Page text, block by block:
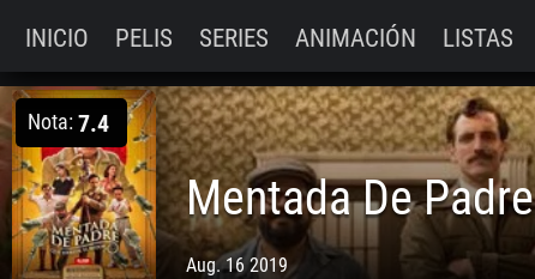
INICIO PELIS SERIES ANIMACIÓN LISTAS
Nota:7.4
Mentada De Padre
Aug. 16 2019